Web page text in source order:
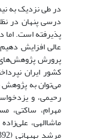
در طی نزدیک به
درسی پنهان در
پذیرفته است.
عالی افزایش
پرورش پژوهش‌های
کشور ایران